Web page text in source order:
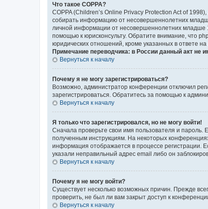
Что такое COPPA?
COPPA (Children’s Online Privacy Protection Act of
собирать информацию от несовершеннолетних
личной информации от несовершеннолетних младше
помощью к юрисконсульту. Обратите внимание, что
юридических отношений, кроме указанных в ответе
Примечание переводчика: в России данный акт не
Вернуться к началу
Почему я не могу зарегистрироваться?
Возможно, администратор конференции отключил
зарегистрироваться. Обратитесь за помощью к
Вернуться к началу
Я только что зарегистрировался, но не могу войти!
Сначала проверьте свои имя пользователя и пароль.
полученным инструкциям. На некоторых
информация отображается в процессе регистрации.
указали неправильный адрес email либо он
Вернуться к началу
Почему я не могу войти?
Существует несколько возможных причин. Прежде
проверить, не был ли вам закрыт доступ к
Вернуться к началу